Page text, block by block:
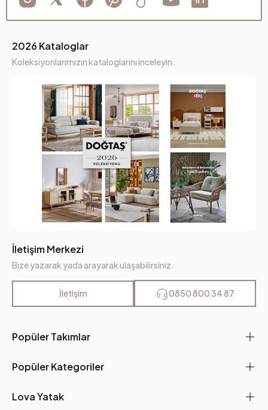
Popüler Takımlar
Popüler Kategoriler
Lova Yatak
2026 Kataloglar
Koleksiyonlarımızın kataloglarını inceleyin.
İletişim Merkezi
Bize yazarak yada arayarak ulaşabilirsiniz.
İletişim 0850 800 34 87